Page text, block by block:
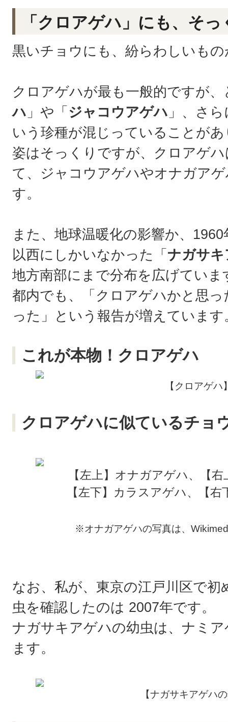
「クロアゲハ」にも、そ
黒いチョウにも、紛らわしいも
クロアゲハが最も一般的ですが
ハ 」や「 ジャコウアゲハ 」、さ
いう珍種が混じっていることが
姿はそっくりですが、クロアゲ
て、ジャコウアゲハやオナガア
す。
また、地球温暖化の影響か、
以西にしかいなかった「 ナガサ
地方南部にまで分布を広げていま
都内でも、「クロアゲハかと思
った」という報告が増えています
これが本物！クロアゲハ
【クロアゲハ
クロアゲハに似ているチョ
【左上】オナガアゲハ、【
【左下】カラスアゲハ、【
※オナガアゲハの写真は、
なお、私が、東京の江戸川区で
虫を確認したのは 2007年です。
ナガサキアゲハの幼虫は、ナミ
ます。
【ナガサキアゲハ